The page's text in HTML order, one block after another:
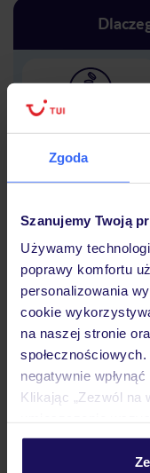
Zgoda
Szanujemy Twoją
Używamy
poprawy komfortu
personalizowania
cookie
na naszej stronie
negatywnie
Klikając „Zezwól na
personalizować
Lider niskich cen
Hotel
Opinie
Pokoje